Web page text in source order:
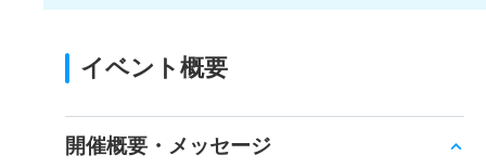
イベント概要
開催概要・メッセージ